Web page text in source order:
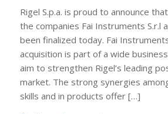
Rigel S.p.a. is proud to announce
the companies Fai Instruments S.r.l
been finalized today. Fai
acquisition is part of a wide
aim to strengthen Rigel’s leading
market. The strong synergies
skills and in products offer […]